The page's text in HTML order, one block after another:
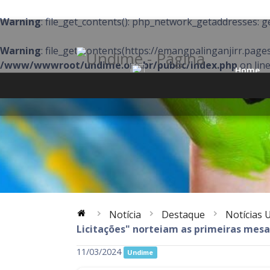
Warning: file_get_contents():
Warning: file_get_contents(https://
/www/wwwroot/undime.org.br/public/index.phpon line
Distrito Federal Espírito Santo
Mato Grosso
Rio de Janeiro Rio Grande do Norte
Santa Catarina São Paulo
Home
Notícia Destaque Notícias
Licitações" norteiam as primeiras
11/03/2024 Undime